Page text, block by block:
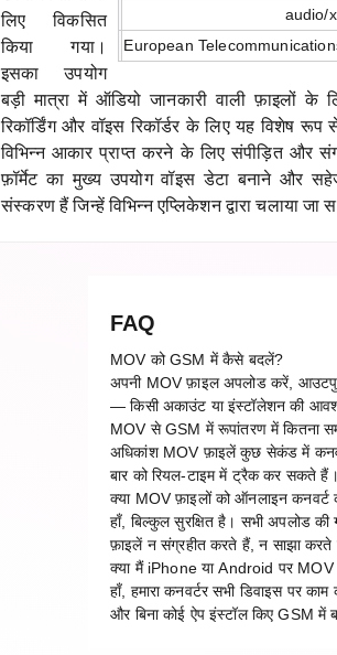
audio/
European
लिए विकसित
किया गया।
इसका उपयोग
बड़ी मात्रा में ऑडियो जानकारी वाली फ़ाइलों के
रिकॉर्डिंग और वॉइस रिकॉर्डर के लिए यह विशेष
विभिन्न आकार प्राप्त करने के लिए संपीड़ित और
फ़ॉर्मेट का मुख्य उपयोग वॉइस डेटा बनाने और
संस्करण हैं जिन्हें विभिन्न एप्लिकेशन द्वारा चलाया जा
FAQ
MOV को GSM में कैसे बदलें?
अपनी MOV फ़ाइल अपलोड करें,
— किसी अकाउंट या इंस्टॉलेशन की
MOV से GSM में रूपांतरण में कितना
अधिकांश MOV फ़ाइलें कुछ सेकंड में
बार को रियल-टाइम में ट्रैक कर सकते
क्या MOV फ़ाइलों को ऑनलाइन कनवर्ट
हाँ, बिल्कुल सुरक्षित है। सभी अपलोड
फ़ाइलें न संग्रहीत करते हैं, न साझा करते
क्या मैं iPhone या Android पर
हाँ, हमारा कनवर्टर सभी डिवाइस
और बिना कोई ऐप इंस्टॉल किए GSM में